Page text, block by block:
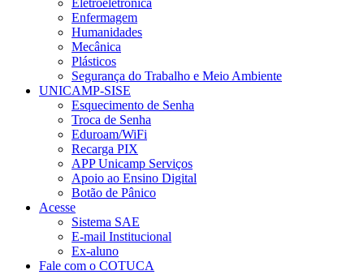
Eletroeletrônica
Enfermagem
Humanidades
Mecânica
Plásticos
Segurança do Trabalho e Meio Ambiente
UNICAMP-SISE
Esquecimento de Senha
Troca de Senha
Eduroam/WiFi
Recarga PIX
APP Unicamp Serviços
Apoio ao Ensino Digital
Botão de Pânico
Acesse
Sistema SAE
E-mail Institucional
Ex-aluno
Fale com o COTUCA